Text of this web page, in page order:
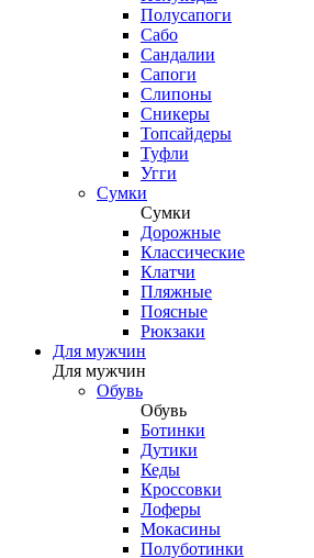
Полусапоги
Сабо
Сандалии
Сапоги
Слипоны
Сникеры
Топсайдеры
Туфли
Угги
Сумки
Сумки
Дорожные
Классические
Клатчи
Пляжные
Поясные
Рюкзаки
Для мужчин
Для мужчин
Обувь
Обувь
Ботинки
Дутики
Кеды
Кроссовки
Лоферы
Мокасины
Полуботинки